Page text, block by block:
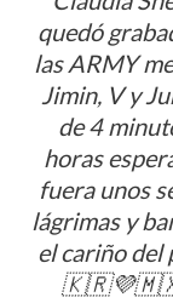
quedó
las ARMY
Jimin, V y
de 4
horas
fuera unos
lágrimas y
el cariño del
🇰🇷💜🇲🇽